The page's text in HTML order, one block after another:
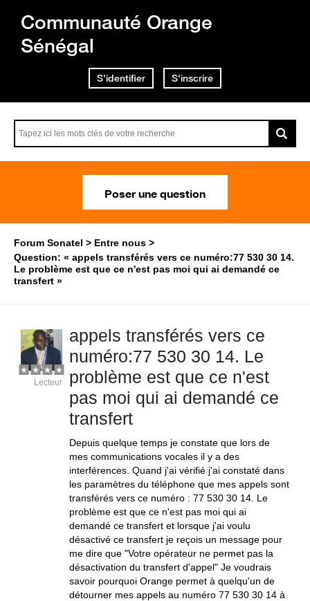
Communauté Orange
Sénégal
S'identifier S'inscrire
Poser une question
Forum Sonatel
Entre nous
Question: « appels transférés vers ce numéro:77 530 30 14.
Le problème est que ce n'est pas moi qui ai demandé ce
transfert »
appels transférés vers ce
numéro:77 530 30 14. Le
problème est que ce n'est
pas moi qui ai demandé ce
transfert
Depuis quelque temps je constate que lors de
mes communications vocales il y a des
interférences. Quand j'ai vérifié j'ai constaté dans
les paramètres du téléphone que mes appels sont
transférés vers ce numéro : 77 530 30 14. Le
problème est que ce n'est pas moi qui ai
demandé ce transfert et lorsque j'ai voulu
désactivé ce transfert je reçois un message pour
me dire que "Votre opérateur ne permet pas la
désactivation du transfert d'appel" Je voudrais
savoir pourquoi Orange permet à quelqu'un de
détourner mes appels au numéro 77 530 30 14 à
Lecteur